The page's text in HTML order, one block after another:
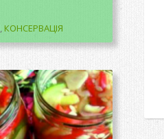
,КОНСЕРВАЦІЯ